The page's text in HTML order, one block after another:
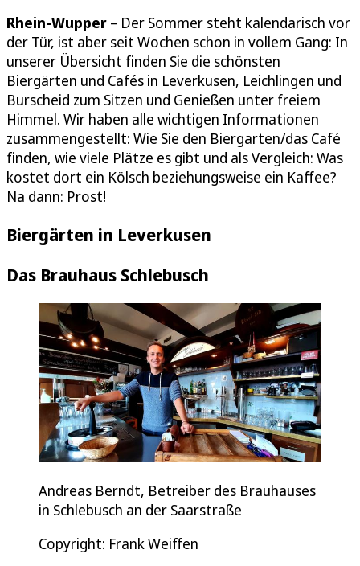
Rhein-Wupper – Der Sommer steht kalendarisch vor
der Tür, ist aber seit Wochen schon in vollem Gang: In
unserer Übersicht finden Sie die schönsten
Biergärten und Cafés in Leverkusen, Leichlingen und
Burscheid zum Sitzen und Genießen unter freiem
Himmel. Wir haben alle wichtigen Informationen
zusammengestellt: Wie Sie den Biergarten/das Café
finden, wie viele Plätze es gibt und als Vergleich: Was
kostet dort ein Kölsch beziehungsweise ein Kaffee?
Na dann: Prost!
Biergärten in Leverkusen
Das Brauhaus Schlebusch
Andreas Berndt, Betreiber des Brauhauses
in Schlebusch an der Saarstraße
Copyright: Frank Weiffen